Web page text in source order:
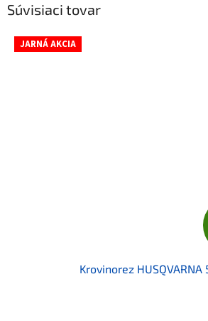
Súvisiaci tovar
JARNÁ AKCIA
Krovinorez HUSQVARNA